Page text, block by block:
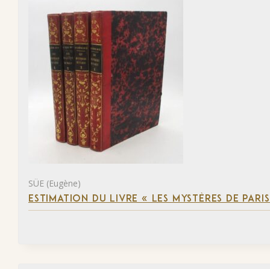
SÜE (Eugène)
ESTIMATION DU LIVRE « LES MYSTÈRES DE